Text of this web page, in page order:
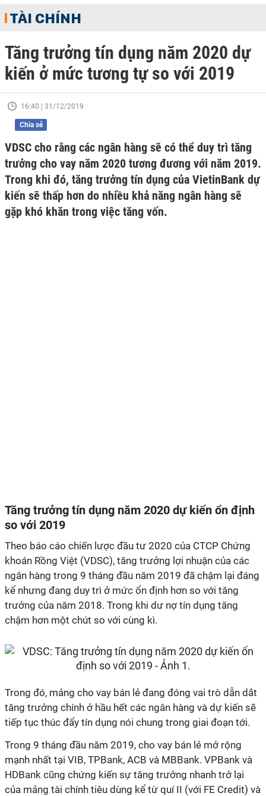
TÀI CHÍNH
Tăng trưởng tín dụng năm 2020 dự
kiến ở mức tương tự so với 2019
16:40 | 31/12/2019
Chia sẻ
VDSC cho rằng các ngân hàng sẽ có thể duy trì tăng
trưởng cho vay năm 2020 tương đương với năm 2019.
Trong khi đó, tăng trưởng tín dụng của VietinBank dự
kiến sẽ thấp hơn do nhiều khả năng ngân hàng sẽ
gặp khó khăn trong việc tăng vốn.
Tăng trưởng tín dụng năm 2020 dự kiến ổn định
so với 2019
Theo báo cáo chiến lược đầu tư 2020 của CTCP Chứng
khoán Rồng Việt (VDSC), tăng trưởng lợi nhuận của các
ngân hàng trong 9 tháng đầu năm 2019 đã chậm lại đáng
kể nhưng đang duy trì ở mức ổn định hơn so với tăng
trưởng của năm 2018. Trong khi dư nợ tín dụng tăng
chậm hơn một chút so với cùng kì.
Trong đó, mảng cho vay bán lẻ đang đóng vai trò dẫn dắt
tăng trưởng chính ở hầu hết các ngân hàng và dự kiến sẽ
tiếp tục thúc đẩy tín dụng nói chung trong giai đoạn tới.
Trong 9 tháng đầu năm 2019, cho vay bán lẻ mở rộng
mạnh nhất tại VIB, TPBank, ACB và MBBank. VPBank và
HDBank cũng chứng kiến sự tăng trưởng nhanh trở lại
của mảng tài chính tiêu dùng kể từ quí II (với FE Credit) và